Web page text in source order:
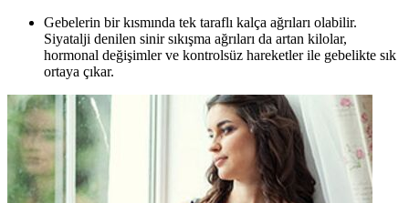
Gebelerin bir kısmında tek taraflı kalça ağrıları olabilir.
Siyatalji denilen sinir sıkışma ağrıları da artan kilolar,
hormonal değişimler ve kontrolsüz hareketler ile gebelikte sık
ortaya çıkar.